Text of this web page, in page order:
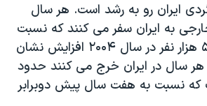
ايران رو به رشد است. هر سال
به ايران سفر می کنند که نسبت
به يک ميليون و ۵۰۰ هزار نفر در سال ۲۰۰۴ افزايش نشان
سال در ايران خرج می کنند حدود
که نسبت به هفت سال پيش دوبرابر